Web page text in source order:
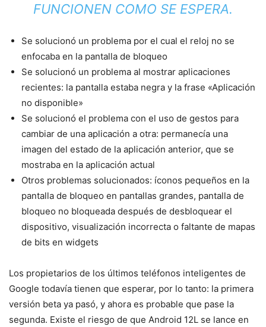
FUNCIONEN COMO SE ESPERA.
Se solucionó un problema por el cual el reloj no se
enfocaba en la pantalla de bloqueo
Se solucionó un problema al mostrar aplicaciones
recientes: la pantalla estaba negra y la frase «Aplicación
no disponible»
Se solucionó el problema con el uso de gestos para
cambiar de una aplicación a otra: permanecía una
imagen del estado de la aplicación anterior, que se
mostraba en la aplicación actual
Otros problemas solucionados: íconos pequeños en la
pantalla de bloqueo en pantallas grandes, pantalla de
bloqueo no bloqueada después de desbloquear el
dispositivo, visualización incorrecta o faltante de mapas
de bits en widgets
Los propietarios de los últimos teléfonos inteligentes de
Google todavía tienen que esperar, por lo tanto: la primera
versión beta ya pasó, y ahora es probable que pase la
segunda. Existe el riesgo de que Android 12L se lance en